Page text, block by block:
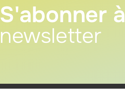
S'abonner à
newsletter